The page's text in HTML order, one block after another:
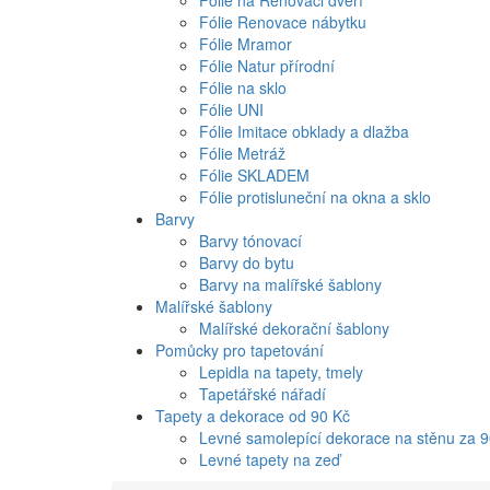
Fólie Renovace nábytku
Fólie Mramor
Fólie Natur přírodní
Fólie na sklo
Fólie UNI
Fólie Imitace obklady a dlažba
Fólie Metráž
Fólie SKLADEM
Fólie protisluneční na okna a sklo
Barvy
Barvy tónovací
Barvy do bytu
Barvy na malířské šablony
Malířské šablony
Malířské dekorační šablony
Pomůcky pro tapetování
Lepidla na tapety, tmely
Tapetářské nářadí
Tapety a dekorace od 90 Kč
Levné samolepící dekorace na stěnu za
Levné tapety na zeď